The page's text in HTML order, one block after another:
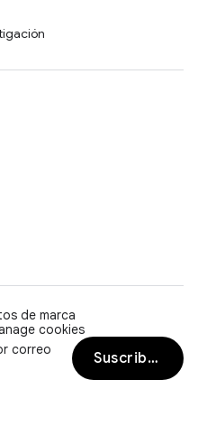
de marca
cookies
correo
Suscribirse